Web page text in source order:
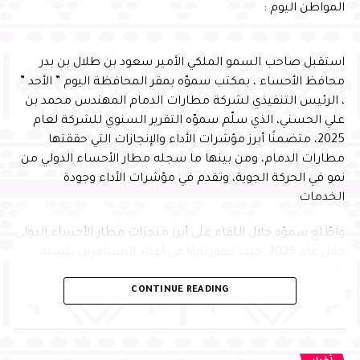
المواطن اليوم :
استقبل صاحب السمو الملكي الأمير سعود بن طلال بن بدر
محافظ الأحساء ، بمكتب سموّه بمقر المحافظة اليوم ” الأحد ”
، الرئيس التنفيذي لشركة مطارات الدمام المهندس محمد بن
علي الحسني، الذي سلّم سموّه التقرير السنوي للشركة لعام
2025، متضمنًا أبرز مؤشرات الأداء والإنجازات التي حققتها
مطارات الدمام، ومن بينها ما سجله مطار الأحساء الدولي من
نمو في الحركة الجوية، وتقدم في مؤشرات الأداء وجودة
الخدمات
واطّلع سموّه خلال اللقاء على أبرز منجزات مطار الأحساء الدولي
الجوية بنسبة (7.3%) مقارنة بعام 2024، بما يعكس تناميCONTINUE READING